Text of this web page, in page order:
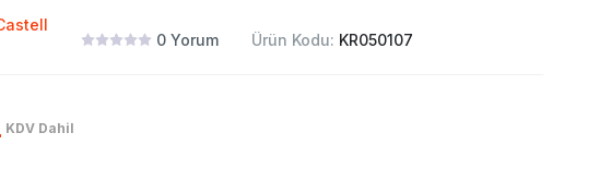
0 Yorum Ürün Kodu: KR050107
KDV Dahil